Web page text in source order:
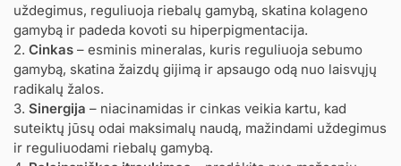
uždegimus, reguliuoja riebalų gamybą, skatina kolageno
gamybą ir padeda kovoti su hiperpigmentacija.
2. Cinkas – esminis mineralas, kuris reguliuoja sebumo
gamybą, skatina žaizdų gijimą ir apsaugo odą nuo laisvųjų
radikalų žalos.
3. Sinergija – niacinamidas ir cinkas veikia kartu, kad
suteiktų jūsų odai maksimalų naudą, mažindami uždegimus
ir reguliuodami riebalų gamybą.